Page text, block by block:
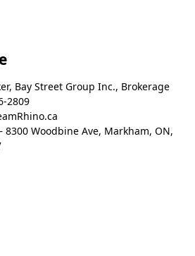
Bay Street Group Inc., Brokerage
2809
8300 Woodbine Ave, Markham, ON,